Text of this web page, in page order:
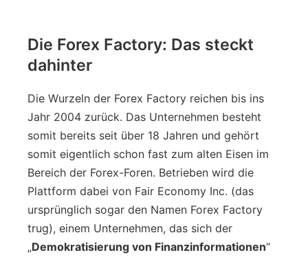
Die Forex Factory: Das steckt
dahinter
Die Wurzeln der Forex Factory reichen bis ins
Jahr 2004 zurück. Das Unternehmen besteht
somit bereits seit über 18 Jahren und gehört
somit eigentlich schon fast zum alten Eisen im
Bereich der Forex-Foren. Betrieben wird die
Plattform dabei von Fair Economy Inc. (das
ursprünglich sogar den Namen Forex Factory
trug), einem Unternehmen, das sich der
„Demokratisierung von Finanzinformationen“